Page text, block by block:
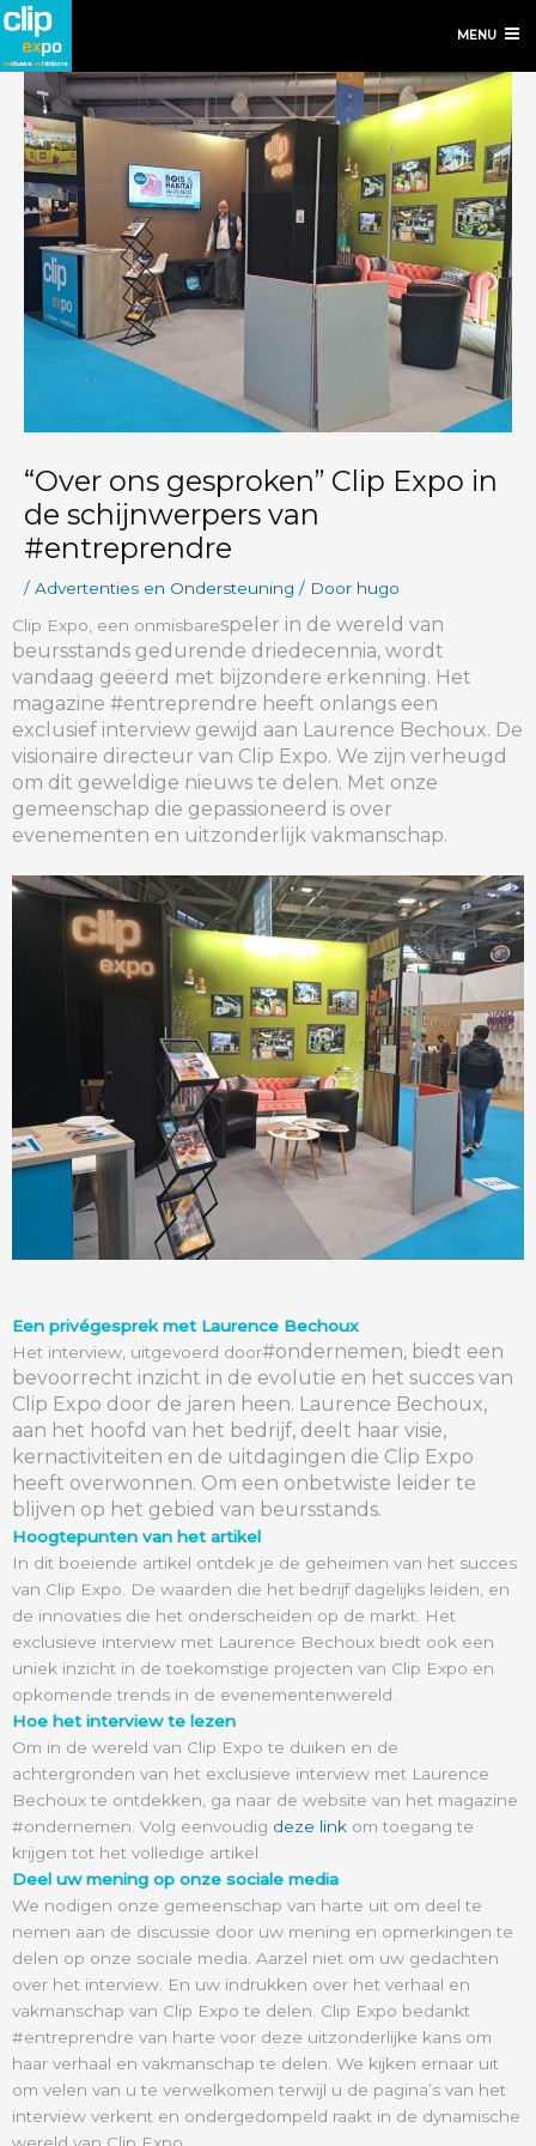
MENU
“Over ons gesproken” Clip Expo in
de schijnwerpers van
#entreprendre
/ Advertenties en Ondersteuning / Door hugo
Clip Expo, een onmisbarespeler in de wereld van
beursstands gedurende driedecennia, wordt
vandaag geëerd met bijzondere erkenning. Het
magazine #entreprendre heeft onlangs een
exclusief interview gewijd aan Laurence Bechoux. De
visionaire directeur van Clip Expo. We zijn verheugd
om dit geweldige nieuws te delen. Met onze
gemeenschap die gepassioneerd is over
evenementen en uitzonderlijk vakmanschap.
Een privégesprek met Laurence Bechoux
Het interview, uitgevoerd door#ondernemen, biedt een
bevoorrecht inzicht in de evolutie en het succes van
Clip Expo door de jaren heen. Laurence Bechoux,
aan het hoofd van het bedrijf, deelt haar visie,
kernactiviteiten en de uitdagingen die Clip Expo
heeft overwonnen. Om een onbetwiste leider te
blijven op het gebied van beursstands.
Hoogtepunten van het artikel
In dit boeiende artikel ontdek je de geheimen van het succes
van Clip Expo. De waarden die het bedrijf dagelijks leiden, en
de innovaties die het onderscheiden op de markt. Het
exclusieve interview met Laurence Bechoux biedt ook een
uniek inzicht in de toekomstige projecten van Clip Expo en
opkomende trends in de evenementenwereld.
Hoe het interview te lezen
Om in de wereld van Clip Expo te duiken en de
achtergronden van het exclusieve interview met Laurence
Bechoux te ontdekken, ga naar de website van het magazine
#ondernemen. Volg eenvoudig deze link om toegang te
krijgen tot het volledige artikel.
Deel uw mening op onze sociale media
We nodigen onze gemeenschap van harte uit om deel te
nemen aan de discussie door uw mening en opmerkingen te
delen op onze sociale media. Aarzel niet om uw gedachten
over het interview. En uw indrukken over het verhaal en
vakmanschap van Clip Expo te delen. Clip Expo bedankt
#entreprendre van harte voor deze uitzonderlijke kans om
haar verhaal en vakmanschap te delen. We kijken ernaar uit
om velen van u te verwelkomen terwijl u de pagina’s van het
interview verkent en ondergedompeld raakt in de dynamische